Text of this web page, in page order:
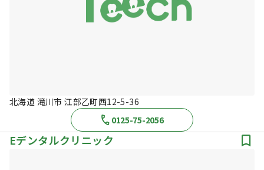
北海道 滝川市 江部乙町西12-5-36
0125-75-2056
Eデンタルクリニック